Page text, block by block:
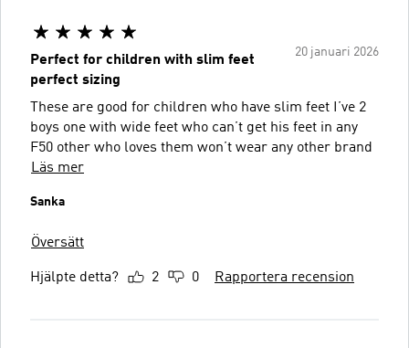
20 januari 2026
Perfect for children with slim feet
perfect sizing
These are good for children who have slim feet I’ve 2
boys one with wide feet who can’t get his feet in any
F50 other who loves them won’t wear any other brand
Läs mer
Sanka
Översätt
Hjälpte detta? 2 0 Rapportera recension